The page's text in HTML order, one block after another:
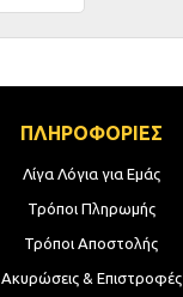
ΠΛΗΡΟΦΟΡΙΕΣ
Λίγα Λόγια για Εμάς
Τρόποι Πληρωμής
Τρόποι Αποστολής
Ακυρώσεις & Επιστροφές